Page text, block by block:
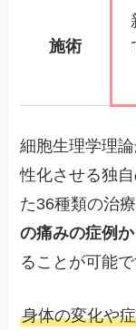
施術
細胞生理学理
性化させる独
た36種類の治
の痛みの症例
ることが可能で
身体の変化や